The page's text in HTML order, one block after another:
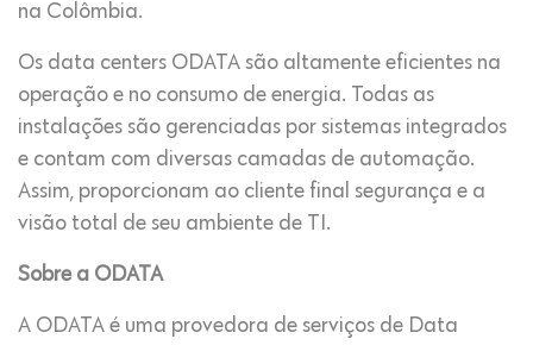
na Colômbia.
Os data centers ODATA são altamente eficientes na
operação e no consumo de energia. Todas as
instalações são gerenciadas por sistemas integrados
e contam com diversas camadas de automação.
Assim, proporcionam ao cliente final segurança e a
visão total de seu ambiente de TI.
Sobre a ODATA
A ODATA é uma provedora de serviços de Data